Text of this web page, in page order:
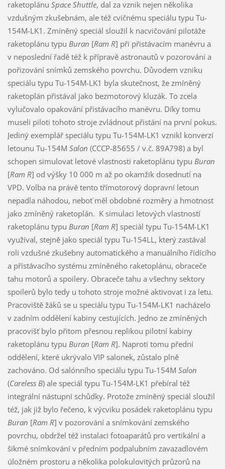
raketoplánu Space Shuttle, dal za vznik nejen několika
vzdušným zkušebnám, ale též cvičnému speciálu typu Tu-
154M-LK1. Zmíněný speciál sloužil k nacvičování pilotáže
raketoplánu typu Buran [Ram R] při přistávacím manévru a
v neposlední řadě též k přípravě astronautů v pozorování a
pořizování snímků zemského povrchu. Důvodem vzniku
speciálu typu Tu-154M-LK1 byla skutečnost, že zmíněný
raketoplán přistával jako bezmotorový kluzák. To zcela
vylučovalo opakování přistávacího manévru. Díky tomu
museli piloti tohoto stroje zvládnout přistání na první pokus.
Jediný exemplář speciálu typu Tu-154M-LK1 vznikl konverzí
letounu Tu-154M Salon (CCCP-85655 / v.č. 89A798) a byl
schopen simulovat letové vlastnosti raketoplánu typu Buran
[Ram R] od výšky 10 000 m až po okamžik dosednutí na
VPD. Volba na právě tento třímotorový dopravní letoun
nepadla náhodou, neboť měl obdobné rozměry a hmotnost
jako zmíněný raketoplán. K simulaci letových vlastností
raketoplánu typu Buran [Ram R] speciál typu Tu-154M-LK1
využíval, stejně jako speciál typu Tu-154LL, který zastával
roli vzdušné zkušebny automatického a manuálního řídícího
a přistávacího systému zmíněného raketoplánu, obraceče
tahu motorů a spoilery. Obraceče tahu a všechny sektory
spoilerů bylo tedy u tohoto stroje možné aktivovat i za letu.
Pracoviště žáků se u speciálu typu Tu-154M-LK1 nacházelo
v zadním oddělení kabiny cestujících. Jedno ze zmíněných
pracovišť bylo přitom přesnou replikou pilotní kabiny
raketoplánu typu Buran [Ram R]. Naproti tomu přední
oddělení, které ukrývalo VIP salonek, zůstalo plně
zachováno. Od salónního speciálu typu Tu-154M Salon
(Careless B) ale speciál typu Tu-154M-LK1 přebíral též
integrální nástupní schůdky. Protože zmíněný speciál sloužil
též, jak již bylo řečeno, k výcviku posádek raketoplánu typu
Buran [Ram R] v pozorování a snímkování zemského
povrchu, obdržel též instalaci fotoaparátů pro vertikální a
šikmé snímkování v předním podpalubním zavazadlovém
úložném prostoru a několika polokulovitých průzorů na